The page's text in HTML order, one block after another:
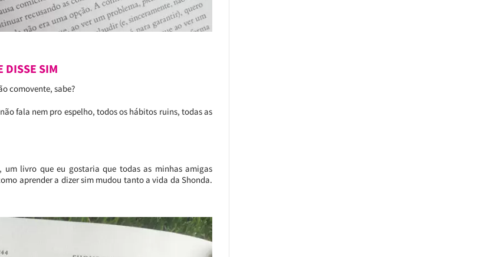
DISSE SIM
comovente, sabe?
fala nem pro espelho, todos os hábitos ruins, todas as
livro que eu gostaria que todas as minhas amigas
aprender a dizer sim mudou tanto a vida da Shonda.